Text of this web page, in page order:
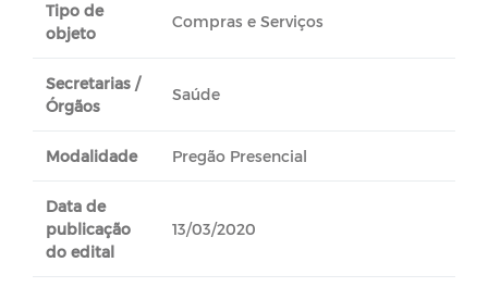
Tipo de
objeto
Compras e Serviços
Secretarias /
Órgãos
Saúde
Modalidade Pregão Presencial
Data de
publicação
do edital
13/03/2020